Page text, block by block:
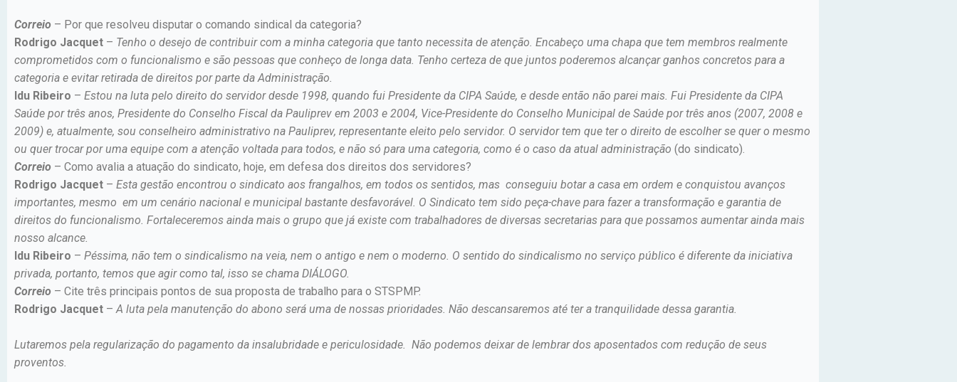
Correio – Por que resolveu disputar o comando sindical da categoria?
Rodrigo Jacquet – Tenho o desejo de contribuir com a minha categoria que tanto necessita de atenção. Encabeço uma chapa que tem membros realmente
comprometidos com o funcionalismo e são pessoas que conheço de longa data. Tenho certeza de que juntos poderemos alcançar ganhos concretos para a
categoria e evitar retirada de direitos por parte da Administração.
Idu Ribeiro – Estou na luta pelo direito do servidor desde 1998, quando fui Presidente da CIPA Saúde, e desde então não parei mais. Fui Presidente da CIPA
Saúde por três anos, Presidente do Conselho Fiscal da Pauliprev em 2003 e 2004, Vice-Presidente do Conselho Municipal de Saúde por três anos (2007, 2008 e
2009) e, atualmente, sou conselheiro administrativo na Pauliprev, representante eleito pelo servidor. O servidor tem que ter o direito de escolher se quer o mesmo
ou quer trocar por uma equipe com a atenção voltada para todos, e não só para uma categoria, como é o caso da atual administração (do sindicato).
Correio – Como avalia a atuação do sindicato, hoje, em defesa dos direitos dos servidores?
Rodrigo Jacquet – Esta gestão encontrou o sindicato aos frangalhos, em todos os sentidos, mas conseguiu botar a casa em ordem e conquistou avanços
importantes, mesmo em um cenário nacional e municipal bastante desfavorável. O Sindicato tem sido peça-chave para fazer a transformação e garantia de
direitos do funcionalismo. Fortaleceremos ainda mais o grupo que já existe com trabalhadores de diversas secretarias para que possamos aumentar ainda mais
nosso alcance.
Idu Ribeiro – Péssima, não tem o sindicalismo na veia, nem o antigo e nem o moderno. O sentido do sindicalismo no serviço público é diferente da iniciativa
privada, portanto, temos que agir como tal, isso se chama DIÁLOGO.
Correio – Cite três principais pontos de sua proposta de trabalho para o STSPMP.
Rodrigo Jacquet –A luta pela manutenção do abono será uma de nossas prioridades. Não descansaremos até ter a tranquilidade dessa garantia.
Lutaremos pela regularização do pagamento da insalubridade e periculosidade. Não podemos deixar de lembrar dos aposentados com redução de seus
proventos.